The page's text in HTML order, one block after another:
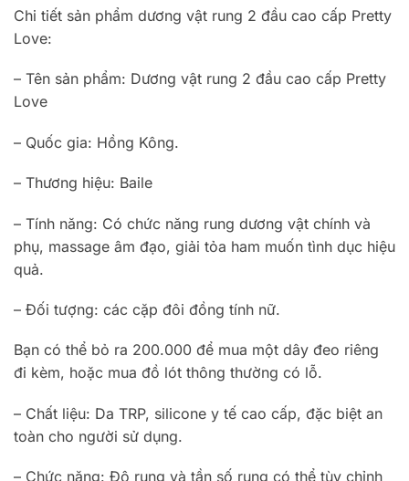
Chi tiết sản phẩm dương vật rung 2 đầu cao cấp Pretty
Love:
– Tên sản phẩm: Dương vật rung 2 đầu cao cấp Pretty
Love
– Quốc gia: Hồng Kông.
– Thương hiệu: Baile
– Tính năng: Có chức năng rung dương vật chính và
phụ, massage âm đạo, giải tỏa ham muốn tình dục hiệu
quả.
– Đối tượng: các cặp đôi đồng tính nữ.
Bạn có thể bỏ ra 200.000 để mua một dây đeo riêng
đi kèm, hoặc mua đồ lót thông thường có lỗ.
– Chất liệu: Da TRP, silicone y tế cao cấp, đặc biệt an
toàn cho người sử dụng.
– Chức năng: Độ rung và tần số rung có thể tùy chỉnh